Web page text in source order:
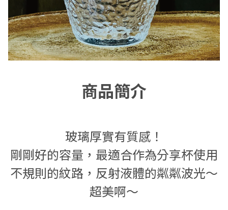
商品簡介
玻璃厚實有質感！
剛剛好的容量，最適合作為分享杯使用
不規則的紋路，反射液體的粼粼波光～
超美啊～